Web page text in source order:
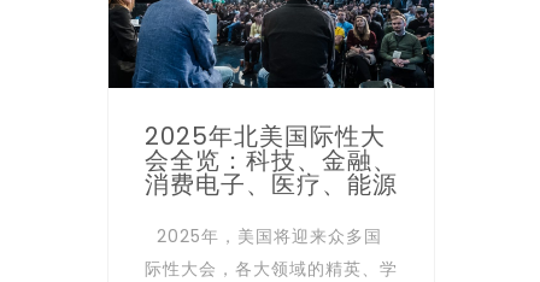
2025年北美国际性大
会全览：科技、金融、
消费电子、医疗、能源
2025年，美国将迎来众多国
际性大会，各大领域的精英、学